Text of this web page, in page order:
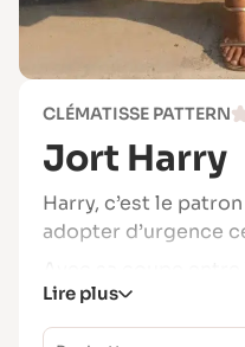
CLÉMATISSE PATTERN
Jort Harry
Harry, c’est le
adopter d’urgence
et le pantalon
l’élégance et
Lire plus